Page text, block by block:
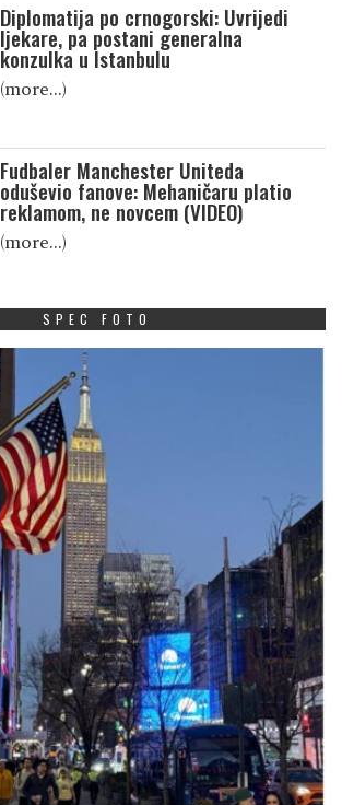
Diplomatija po crnogorski: Uvrijedi
ljekare, pa postani generalna
konzulka u Istanbulu
(more…)
Fudbaler Manchester Uniteda
oduševio fanove: Mehaničaru platio
reklamom, ne novcem (VIDEO)
(more…)
SPEC FOTO